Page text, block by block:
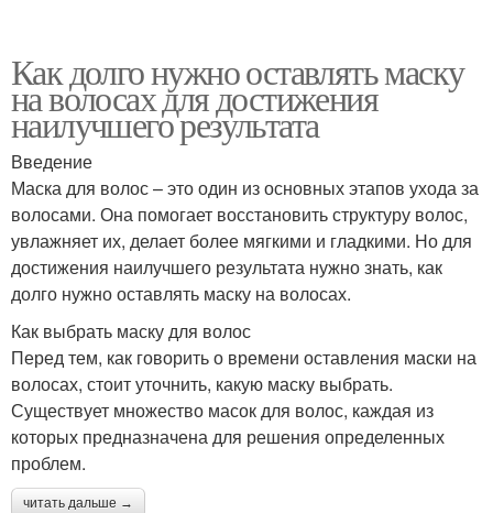
Как долго нужно оставлять маску
на волосах для достижения
наилучшего результата
Введение
Маска для волос – это один из основных этапов ухода за
волосами. Она помогает восстановить структуру волос,
увлажняет их, делает более мягкими и гладкими. Но для
достижения наилучшего результата нужно знать, как
долго нужно оставлять маску на волосах.
Как выбрать маску для волос
Перед тем, как говорить о времени оставления маски на
волосах, стоит уточнить, какую маску выбрать.
Существует множество масок для волос, каждая из
которых предназначена для решения определенных
проблем.
читать дальше →